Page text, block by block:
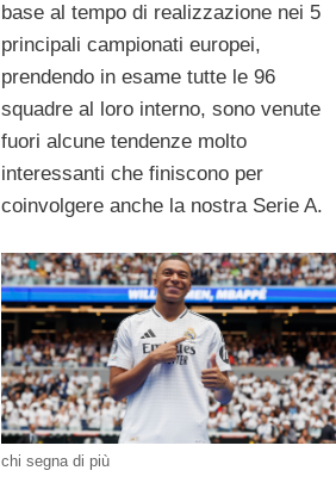
base al tempo di realizzazione nei 5
principali campionati europei,
prendendo in esame tutte le 96
squadre al loro interno, sono venute
fuori alcune tendenze molto
interessanti che finiscono per
coinvolgere anche la nostra Serie A.
chi segna di più